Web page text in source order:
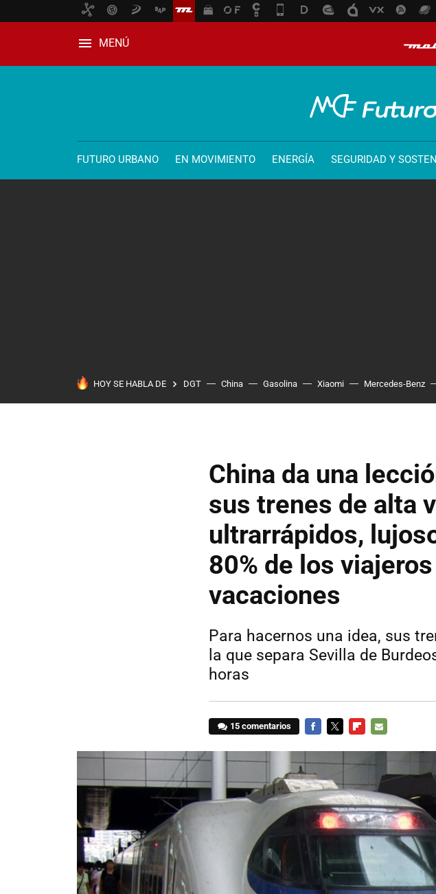
MENÚ
FUTURO URBANO EN MOVIMIENTO ENERGÍA SEGURIDAD Y
HOY SE HABLA DE DGT China Gasolina Xiaomi Mercedes-Benz
China da una
sus trenes de alta
ultrarrápidos,
80% de los
vacaciones
Para hacernos una idea, sus
la que separa Sevilla de
horas
15 comentarios